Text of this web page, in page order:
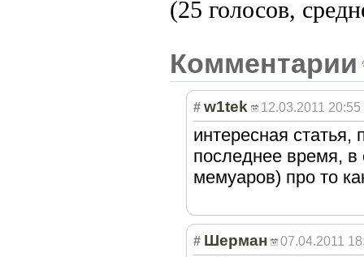
(25 голосов,
Комментарии
# w1tek 12.03.2011 20:55
интересная
последнее время,
мемуаров) про то
# Шерман 07.04.2011